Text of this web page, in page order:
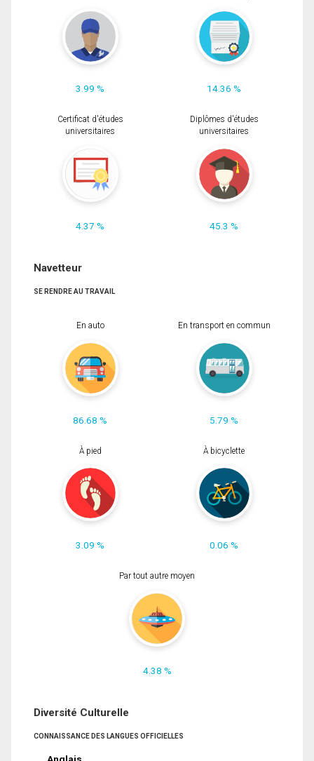
3.99 % 14.36 %
Certificat d'études
universitaires
4.37 %
Diplômes d'études
universitaires
45.3 %
Navetteur
SE RENDRE AU TRAVAIL
En auto
86.68 %
En transport en commun
5.79 %
À pied
3.09 %
À bicyclette
0.06 %
Par tout autre moyen
4.38 %
Diversité Culturelle
CONNAISSANCE DES LANGUES OFFICIELLES
Anglais